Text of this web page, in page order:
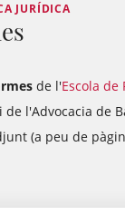
JURÍDICA
de l'Escola de
de l'Advocacia de
(a peu de